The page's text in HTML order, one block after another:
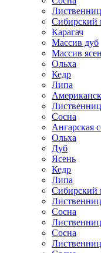
Сибирский
Карагач
Массив дуб
Массив
Ольха
Кедр
Липа
Сосна
Ангарская
Ольха
Дуб
Ясень
Кедр
Липа
Сибирский
Сосна
Сосна